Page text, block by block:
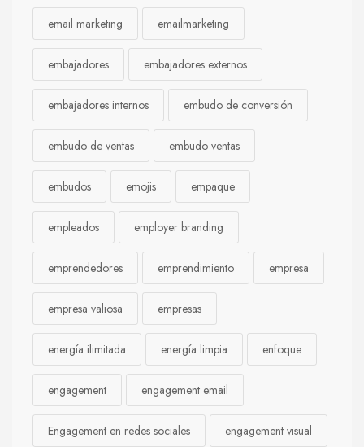
email marketing emailmarketing
embajadores embajadores externos
embajadores internos embudo de conversión
embudo de ventas embudo ventas
embudos emojis empaque
empleados employer branding
emprendedores emprendimiento empresa
empresa valiosa empresas
energía ilimitada energía limpia enfoque
engagement engagement email
Engagement en redes sociales engagement visual